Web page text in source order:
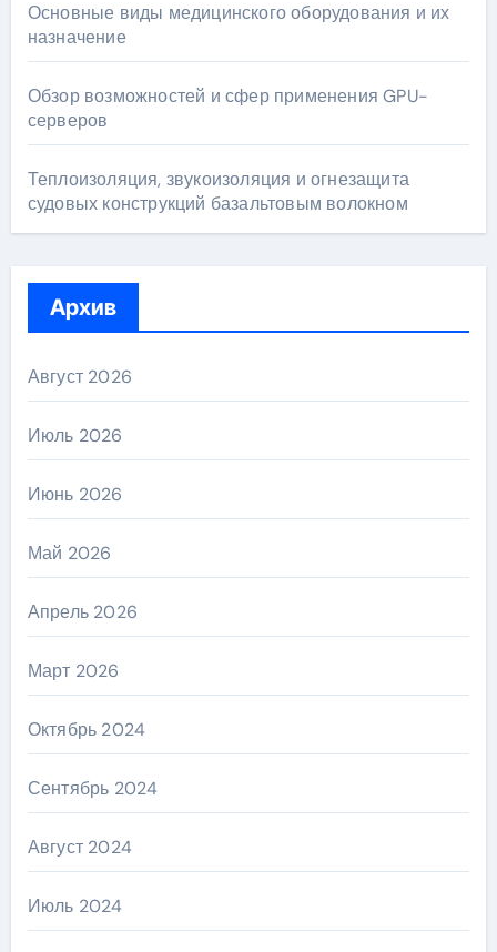
Основные виды медицинского оборудования и их
назначение
Обзор возможностей и сфер применения GPU-
серверов
Теплоизоляция, звукоизоляция и огнезащита
судовых конструкций базальтовым волокном
Архив
Август 2026
Июль 2026
Июнь 2026
Май 2026
Апрель 2026
Март 2026
Октябрь 2024
Сентябрь 2024
Август 2024
Июль 2024